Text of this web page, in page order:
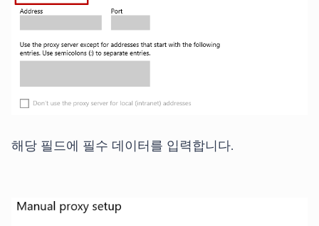
해당 필드에 필수 데이터를 입력합니다.